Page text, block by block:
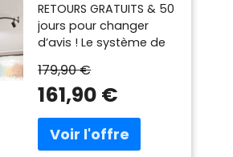
utilisation flexible
Delila Lindby,
dimmable, noir,
Salon / Salle à
manger, Métal,
Moderne, Luminaire
sur rail électrique
RETOURS GRATUITS & 50
jours pour changer
d’avis ! Le système de
monophasé Delila se
présente dans un noir
par son aspect
moderne.
179,90 €
161,90 €